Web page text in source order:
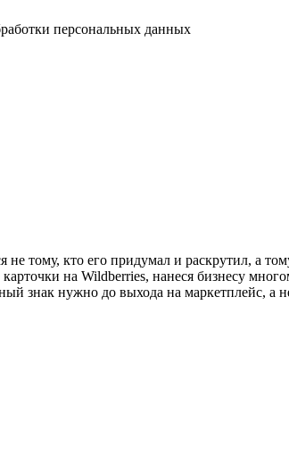
персональных данных
не тому, кто его придумал и раскрутил, а
на Wildberries, нанеся бизнесу
знак нужно до выхода на маркетплейс, а